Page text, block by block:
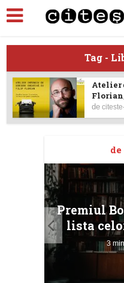
Tag -
Atelier
de
Premiul
lista
3